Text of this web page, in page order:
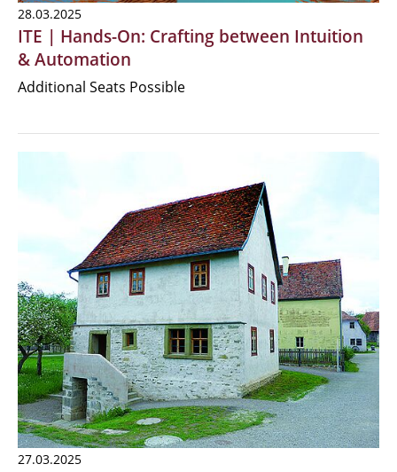
28.03.2025
ITE | Hands-On: Crafting between Intuition
& Automation
Additional Seats Possible
27.03.2025